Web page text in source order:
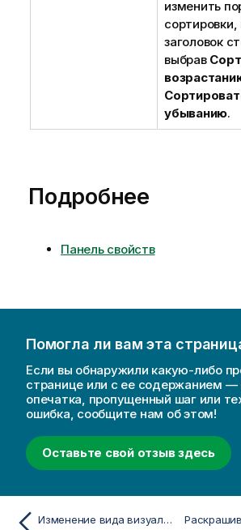
изменить
заголовок
выбрав
убыванию.
Подробнее
Панель свойств
Помогла ли вам эта
Если вы обнаружили какую-либо
странице или с ее содержанием —
опечатка, пропущенный шаг или
ошибка, сообщите нам об этом!
Оставьте свой отзыв здесь
Изменение вида визуализации